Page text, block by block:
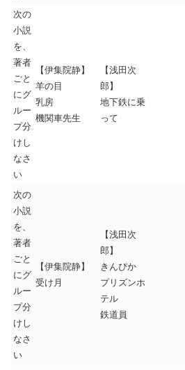
次の
小説
を、
著者
ごと
にグ
ルー
プ分
けし
なさ
い
【伊集院静】
羊の目
乳房
機関車先生
【浅田次
郎】
地下鉄に乗
って
次の
小説
を、
著者
ごと
にグ
ルー
プ分
けし
なさ
い
【伊集院静】
受け月
【浅田次
郎】
きんぴか
プリズンホ
テル
鉄道員